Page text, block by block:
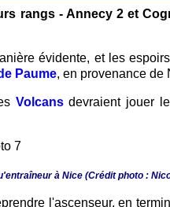
rangs - Annecy 2 et
évidente, et les
Paume, en provenance de
Volcansdevraient jouer
à Nice (Crédit photo :
l'ascenseur, en